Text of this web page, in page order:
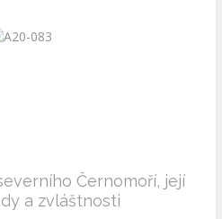
Černomoří, její
a zvláštnosti